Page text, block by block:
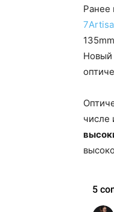
Ранее
Новый
числе